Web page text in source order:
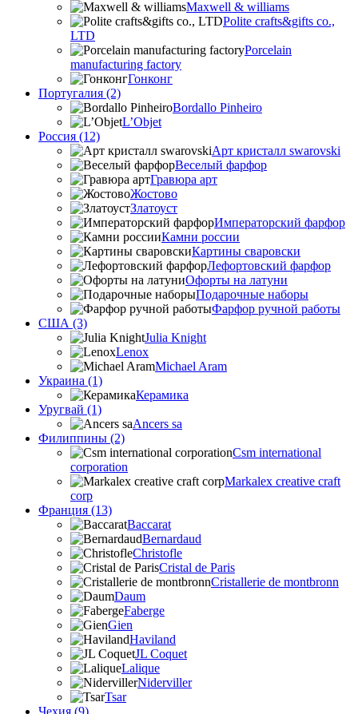
Maxwell & williams
Polite crafts&gifts co.,
LTD
Porcelain
manufacturing factory
Гонконг
Португалия (2)
Bordallo Pinheiro
L’Objet
Россия (12)
Арт кристалл swarovski
Веселый фарфор
Гравюра арт
Жостово
Златоуст
Императорский фарфор
Камни россии
Картины сваровски
Лефортовский фарфор
Офорты на латуни
Подарочные наборы
Фарфор ручной работы
США (3)
Julia Knight
Lenox
Michael Aram
Украина (1)
Керамика
Уругвай (1)
Ancers sa
Филиппины (2)
Csm international
corporation
Markalex creative craft
corp
Франция (13)
Baccarat
Bernardaud
Christofle
Cristal de Paris
Cristallerie de montbronn
Daum
Faberge
Gien
Haviland
JL Coquet
Lalique
Niderviller
Tsar
Чехия (9)